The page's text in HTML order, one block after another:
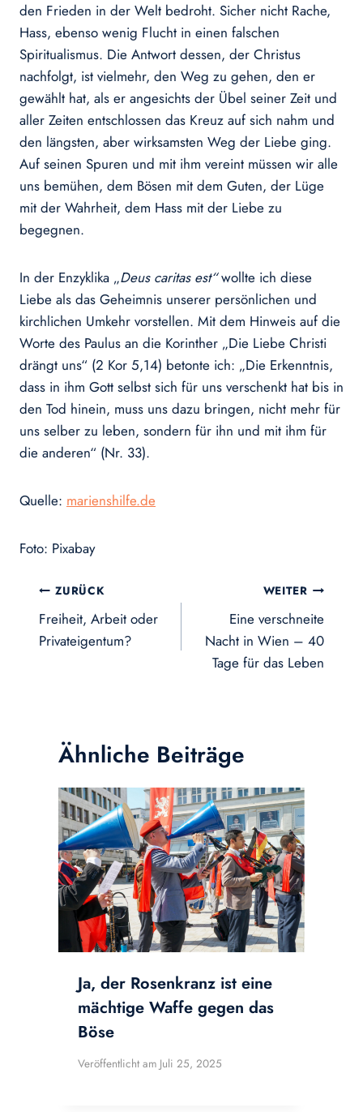
den Frieden in der Welt bedroht. Sicher nicht Rache,
Hass, ebenso wenig Flucht in einen falschen
Spiritualismus. Die Antwort dessen, der Christus
nachfolgt, ist vielmehr, den Weg zu gehen, den er
gewählt hat, als er angesichts der Übel seiner Zeit und
aller Zeiten entschlossen das Kreuz auf sich nahm und
den längsten, aber wirksamsten Weg der Liebe ging.
Auf seinen Spuren und mit ihm vereint müssen wir alle
uns bemühen, dem Bösen mit dem Guten, der Lüge
mit der Wahrheit, dem Hass mit der Liebe zu
begegnen.
In der Enzyklika „Deus caritas est“wollte ich diese
Liebe als das Geheimnis unserer persönlichen und
kirchlichen Umkehr vorstellen. Mit dem Hinweis auf die
Worte des Paulus an die Korinther „Die Liebe Christi
drängt uns“ (2 Kor 5,14) betonte ich: „Die Erkenntnis,
dass in ihm Gott selbst sich für uns verschenkt hat bis in
den Tod hinein, muss uns dazu bringen, nicht mehr für
uns selber zu leben, sondern für ihn und mit ihm für
die anderen“ (Nr. 33).
Quelle: marienshilfe.de
Foto: Pixabay
Beitragsnavigation
ZURÜCK
Freiheit, Arbeit oder
Privateigentum?
WEITER
Eine verschneite
Nacht in Wien – 40
Tage für das Leben
Ähnliche Beiträge
Ja, der Rosenkranz ist eine
mächtige Waffe gegen das
Böse
Veröffentlicht am Juli 25, 2025